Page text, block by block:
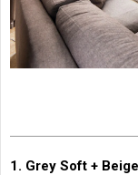
1. Grey Soft +